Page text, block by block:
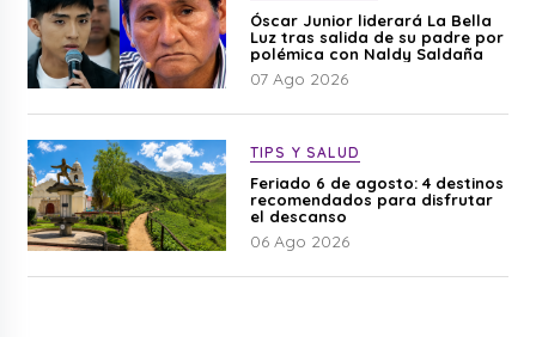
Óscar Junior liderará La Bella
Luz tras salida de su padre por
polémica con Naldy Saldaña
07 Ago 2026
TIPS Y SALUD
Feriado 6 de agosto: 4 destinos
recomendados para disfrutar
el descanso
06 Ago 2026